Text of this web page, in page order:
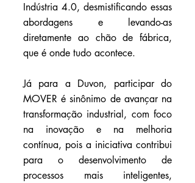
Indústria 4.0, desmistificando essas
abordagens e levando-as
diretamente ao chão de fábrica,
que é onde tudo acontece.
Já para a Duvon, participar do
MOVER é sinônimo de avançar na
transformação industrial, com foco
na inovação e na melhoria
contínua, pois a iniciativa contribui
para o desenvolvimento de
processos mais inteligentes,